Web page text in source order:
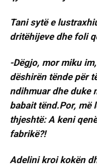
Tani sytë e
dritëhijeve dhe foli
-Dëgjo, mor miku
dëshirën tënde për
ndihmuar dhe duke
babait tënd.Por, më
thjeshtë: A keni
fabrikë?!
Adelini kroi kokën